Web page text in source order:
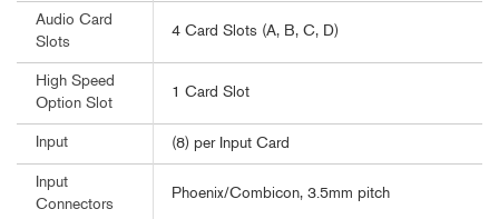
Audio Card
Slots
4 Card Slots (A, B, C, D)
High Speed
Option Slot
1 Card Slot
Input (8) per Input Card
Input
Connectors
Phoenix/Combicon, 3.5mm pitch